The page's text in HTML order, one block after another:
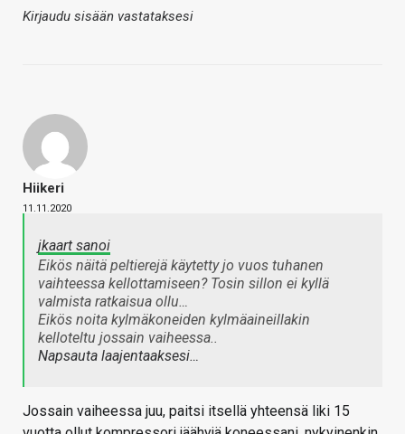
Kirjaudu sisään vastataksesi
Hiikeri
11.11.2020
jkaart sanoi
Eikös näitä peltierejä käytetty jo vuos tuhanen
vaihteessa kellottamiseen? Tosin sillon ei kyllä
valmista ratkaisua ollu…
Eikös noita kylmäkoneiden kylmäaineillakin
kelloteltu jossain vaiheessa..
Napsauta laajentaaksesi…
Jossain vaiheessa juu, paitsi itsellä yhteensä liki 15